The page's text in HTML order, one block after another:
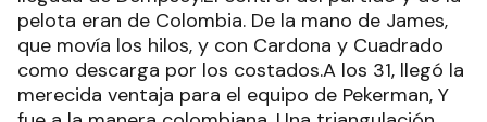
pelota eran de Colombia. De la mano de James,
que movía los hilos, y con Cardona y Cuadrado
como descarga por los costados.A los 31, llegó la
merecida ventaja para el equipo de Pekerman, Y